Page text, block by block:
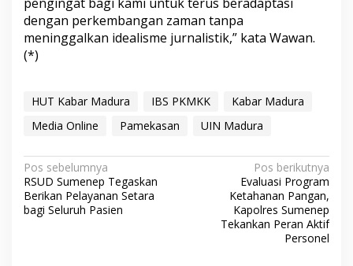
dengan perkembangan zaman tanpa
meninggalkan idealisme jurnalistik,” kata Wawan.
(*)
HUT Kabar Madura IBS PKMKK
Kabar Madura
Media Online
Pamekasan UIN Madura
N
a
v
Pos sebelumnya
RSUD Sumenep Tegaskan
Berikan Pelayanan Setara
bagi Seluruh Pasien
Pos berikutnya
Evaluasi Program
Ketahanan Pangan,
Kapolres Sumenep
Tekankan Peran Aktif
Personel